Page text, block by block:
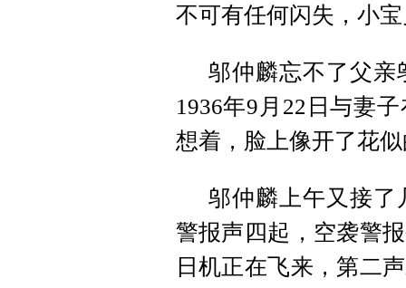
不可有任何闪失，小
邬仲麟忘不了父亲
1936年9月22日与妻
想着，脸上像开了花
邬仲麟上午又接了
警报声四起，空袭警
日机正在飞来，第二